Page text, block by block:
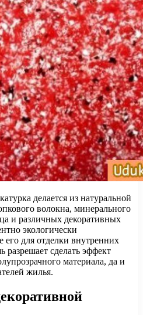
делается из натуральной
волокна, минерального
и различных декоративных
экологически
для отделки внутренних
разрешает сделать эффект
материала, да и
жилья.